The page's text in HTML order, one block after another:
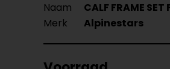
Naam CALF FRAME SET
Merk
Alpinestars